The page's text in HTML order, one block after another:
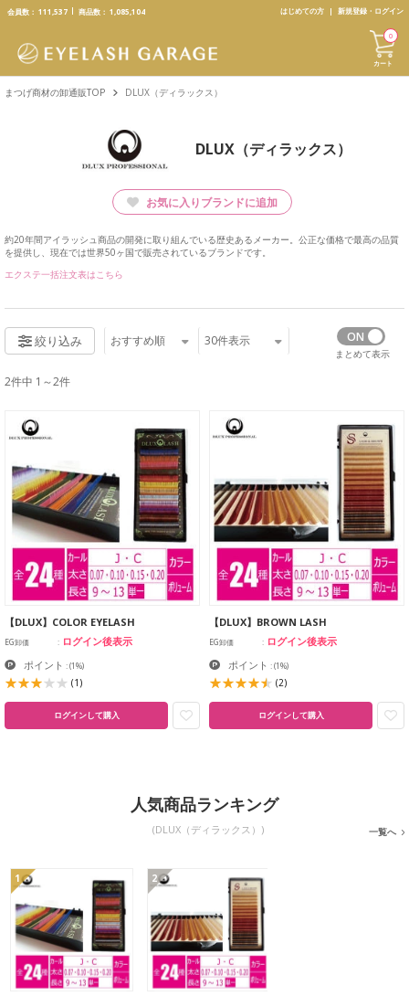
text.skipToContent
text.skipToNavigation
会員数： 111,537 商品数： 1,085,104 はじめての方 新規登録・ログイン
カート
0
まつげ商材の卸通販TOP DLUX（ディラックス）
DLUX（ディラックス）
お気に入りブランドに追加
約20年間アイラッシュ商品の開発に取り組んでいる歴史あるメーカー。公正な価格で最高の品質
を提供し、現在では世界50ヶ国で販売されているブランドです。
エクステ一括注文表はこちら
絞り込み おすすめ順 30件表示
まとめて表示
2件中 1～2件
【DLUX】COLOR EYELASH
EG卸価 ログイン後表示
ポイント :(1%)
(1)
ログインして購入
【DLUX】BROWN LASH
EG卸価 ログイン後表示
ポイント :(1%)
(2)
ログインして購入
人気商品ランキング
(DLUX（ディラックス）) 一覧へ
1 2